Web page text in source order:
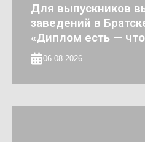
Для выпускников
заведений в
«Диплом есть —
06.08.2026